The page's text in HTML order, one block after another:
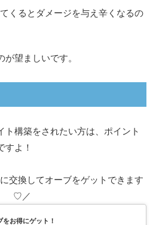
くるとダメージを与え辛くなるの
望ましいです。
ト構築をされたい方は、ポイント
すよ！
交換してオーブをゲットできます
♡／
をお得にゲット！